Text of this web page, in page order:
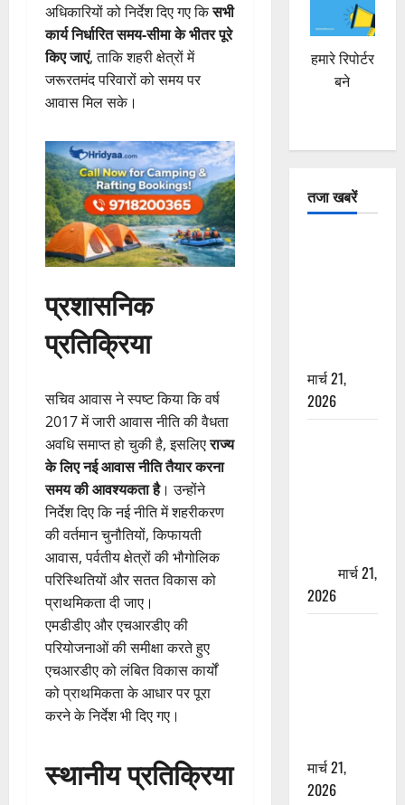
अधिकारियों को निर्देश दिए गए किसभी
कार्य निर्धारित समय-सीमा के भीतर पूरे
किए जाएं, ताकि शहरी क्षेत्रों में
जरूरतमंद परिवारों को समय पर
आवास मिल सके।
प्रशासनिक
प्रतिक्रिया
सचिव आवास ने स्पष्ट किया कि वर्ष
2017 में जारी आवास नीति की वैधता
अवधि समाप्त हो चुकी है, इसलिएराज्य
के लिए नई आवास नीति तैयार करना
समय की आवश्यकता है। उन्होंने
निर्देश दिए कि नई नीति में शहरीकरण
की वर्तमान चुनौतियों, किफायती
आवास, पर्वतीय क्षेत्रों की भौगोलिक
परिस्थितियों और सतत विकास को
प्राथमिकता दी जाए।
एमडीडीए और एचआरडीए की
परियोजनाओं की समीक्षा करते हुए
एचआरडीए को लंबित विकास कार्यों
को प्राथमिकता के आधार पर पूरा
करने के निर्देश भी दिए गए।
स्थानीय प्रतिक्रिया
हमारे रिपोर्टर
बने
तजा खबरें
मार्च 21,
2026
मार्च 21,
2026
मार्च 21,
2026